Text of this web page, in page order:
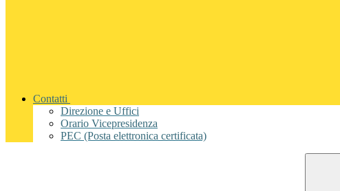
Contatti
Direzione e Uffici
Orario Vicepresidenza
PEC (Posta elettronica certificata)